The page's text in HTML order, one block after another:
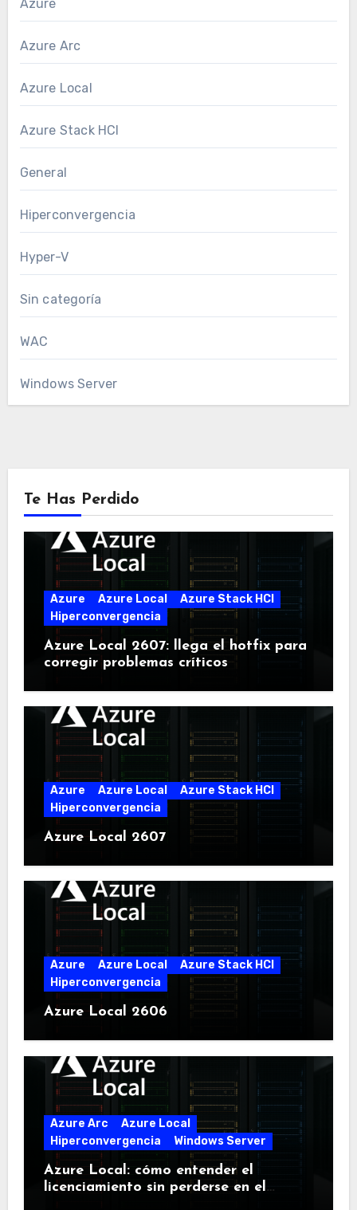
Azure
Azure Arc
Azure Local
Azure Stack HCI
General
Hiperconvergencia
Hyper-V
Sin categoría
WAC
Windows Server
Te Has Perdido
Azure Azure Local
Azure Stack HCI
Hiperconvergencia
Azure Local 2607: llega el hotfix para
corregir problemas críticos
Azure Azure Local
Azure Stack HCI
Hiperconvergencia
Azure Local 2607
Azure Azure Local
Azure Stack HCI
Hiperconvergencia
Azure Local 2606
Azure Arc
Azure Local
Hiperconvergencia
Windows Server
Azure Local: cómo entender el
licenciamiento sin perderse en el